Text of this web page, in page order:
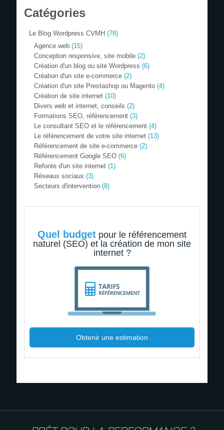
Catégories
Le Blog Wordpress CVMH (78)
Agence web (15)
Conception responsive, site mobile (2)
Création d'un blog ou site Wordpress (6)
Création d'un site e-commerce (2)
Création d'un site Prestashop ou Magento (4)
Création de site internet (10)
Divers web et internet, conseils (2)
Formations SEO, référencement (3)
Le consultant SEO et le référencement (4)
Le référencement de votre site internet (13)
Référencement de site e-commerce (2)
Référencement Google SEO (6)
Refonte d'un site internet (1)
Réseaux sociaux (3)
Secteurs d'intervention (8)
Quel budget pour le référencement
naturel (SEO) et la création de mon site
internet ?
Obtenir une estimation